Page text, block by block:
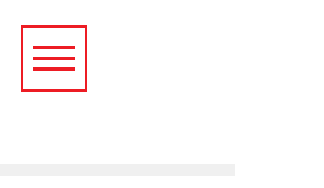
«ایران سربلند»…